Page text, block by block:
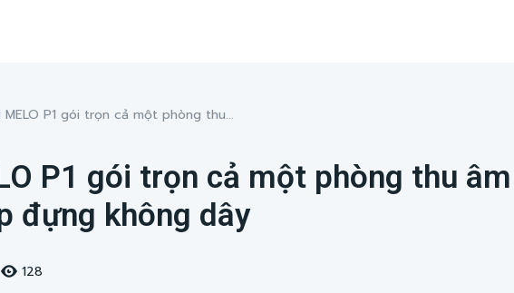
MELO P1 gói trọn cả một phòng thu...
P1 gói trọn cả một phòng thu âm
đựng không dây
128